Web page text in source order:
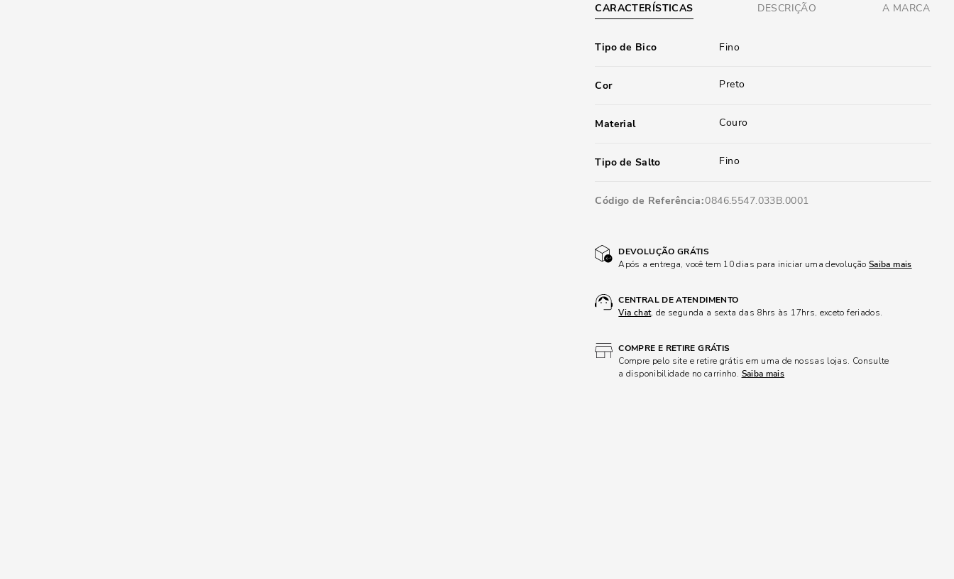
CARACTERÍSTICAS DESCRIÇÃO A MARCA
Tipo de Bico Fino
Cor Preto
Material Couro
Tipo de Salto Fino
Código de Referência 0846.5547.033B.0001
DEVOLUÇÃO GRÁTIS
Após a entrega, você tem 10 dias para iniciar uma devolução Saiba mais
CENTRAL DE ATENDIMENTO
Via chat, de segunda a sexta das 8hrs às 17hrs, exceto feriados.
COMPRE E RETIRE GRÁTIS
Compre pelo site e retire grátis em uma de nossas lojas. Consulte
a disponibilidade no carrinho. Saiba mais